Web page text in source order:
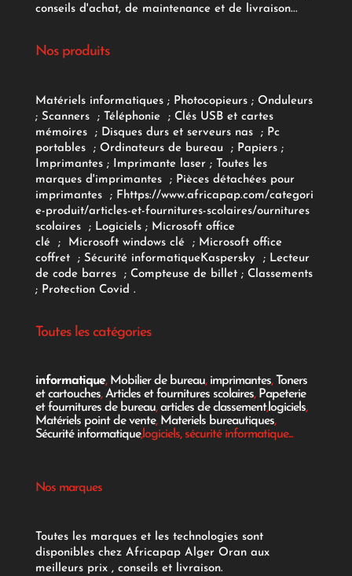
conseils d'achat, de maintenance et de livraison...
Nos produits
Matériels informatiques; Photocopieurs; Onduleurs
; Scanners ; Téléphonie ; Clés USB et cartes
mémoires
; Disques durs et serveurs nas ; Pc
portables
; Ordinateurs de bureau ; Papiers;
Imprimantes;Imprimante laser;
Toutes les
marques d'imprimantes
; Pièces détachées pour
imprimantes
; F https://www.africapap.com/categori
e-produit/articles-et-fournitures-scolaires/ournitures
scolaires; Logiciels ; Microsoft office
clé
; Microsoft windows clé; Microsoft office
coffret ; Sécurité informatiqueKaspersky ; Lecteur
de code barres
; Compteuse de billet; Classements
; Protection Covid .
Toutes les catégories
informatique, Mobilier de bureau, imprimantes, Toners
et cartouches,Articles et fournitures scolaires, Papeterie
et fournitures de bureau,articles de classement,logiciels,
Matériels point de vente, Materiels bureautiques,
Sécurité informatique,logiciels, sécurité informatique...
Nos marques
Toutes les marques et les technologies sont
disponibles chez Africapap Alger Oran aux
meilleurs prix , conseils et livraison.